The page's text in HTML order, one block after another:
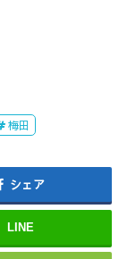
梅田
シェア
LINE